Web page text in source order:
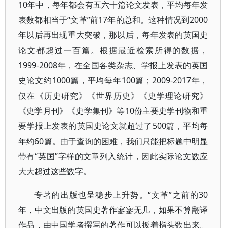
10年中，每年都会有五六十篇论文发表，平均每年发
表数都相当于“文革”前17年的总和。这种情况到2000
年以后再出现重大突破，那以后，每年发表的英国史
论文都超过一百篇。根据最近检索所得的数据，
1999-2008年，在全国各类杂志、学报上发表的英国
史论文约1000篇，平均每年100篇；2009-2017年，
仅在《历史研究》《世界历史》《史学理论研究》
《史学月刊》《史学集刊》等10份主要史学刊物和重
要学报上发表的英国史论文就超过了500篇，平均每
年约60篇。由于查询的困难，我们只能把标题中明显
带有“英国”字样的文章列入统计，因此实际论文数应
大大超过这些数字。
专著的出版也呈稳步上升势。“文革”之前的30
年，中文出版的英国史著作寥寥无几，如果不算翻译
作品，由中国学者撰写的著作可以扳着指头数出来。